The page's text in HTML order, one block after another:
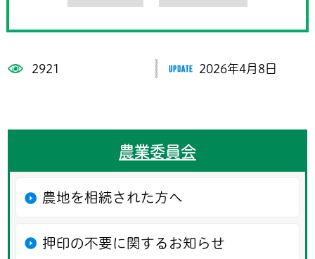
2921 2026年4月8日
農業委員会
農地を相続された方へ
押印の不要に関するお知らせ